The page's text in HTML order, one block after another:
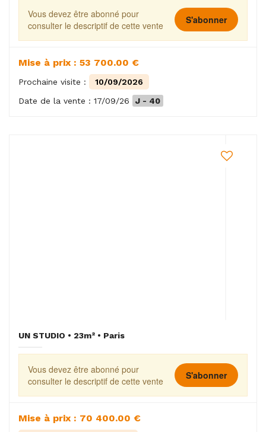
Vous devez être abonné pour
consulter le descriptif de cette vente
S'abonner
Mise à prix : 53 700.00 €
Prochaine visite :
10/09/2026
Date de la vente : 17/09/26
J - 40
UN STUDIO • 23m² • Paris
Vous devez être abonné pour
consulter le descriptif de cette vente
S'abonner
Mise à prix : 70 400.00 €